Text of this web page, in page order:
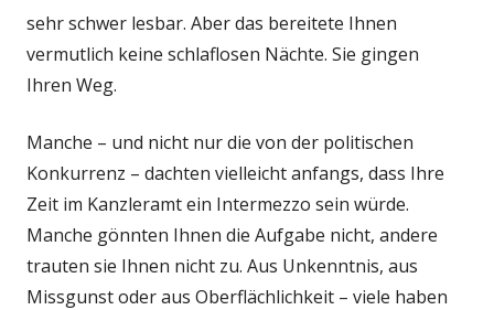
sehr schwer lesbar. Aber das bereitete Ihnen
vermutlich keine schlaflosen Nächte. Sie gingen
Ihren Weg.
Manche – und nicht nur die von der politischen
Konkurrenz – dachten vielleicht anfangs, dass Ihre
Zeit im Kanzleramt ein Intermezzo sein würde.
Manche gönnten Ihnen die Aufgabe nicht, andere
trauten sie Ihnen nicht zu. Aus Unkenntnis, aus
Missgunst oder aus Oberflächlichkeit – viele haben